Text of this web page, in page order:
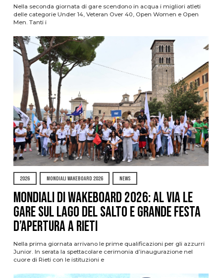
Nella seconda giornata di gare scendono in acqua i migliori atleti
delle categorie Under 14, Veteran Over 40, Open Women e Open
Men. Tanti i
2026 MONDIALI WAKEBOARD 2026 NEWS
Mondiali di Wakeboard 2026: al via le
gare sul Lago del Salto e grande festa
d’apertura a Rieti
Nella prima giornata arrivano le prime qualificazioni per gli azzurri
Junior. In serata la spettacolare cerimonia d’inaugurazione nel
cuore di Rieti con le istituzioni e